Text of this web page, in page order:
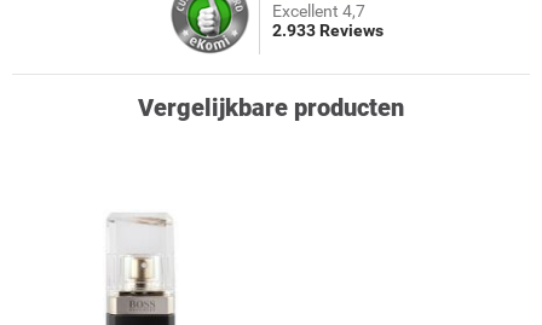
Excellent 4,7
2.933 Reviews
Vergelijkbare producten